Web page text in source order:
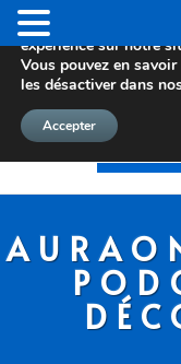
Nous utilisons des
expérience sur notre
Vous pouvez en
les désactiver dans
Accepter